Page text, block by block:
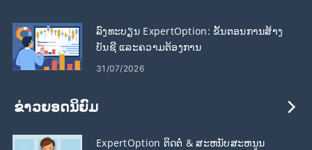
ລົງທະບຽນ ExpertOption: ຂັ້ນຕອນການສ້າງ
ບັນຊີ ແລະຄວາມຕ້ອງການ
31/07/2026
ຂ່າວຍອດນິຍົມ
ExpertOption ຕິດຕໍ່ & ສະຫນັບສະຫນູນ